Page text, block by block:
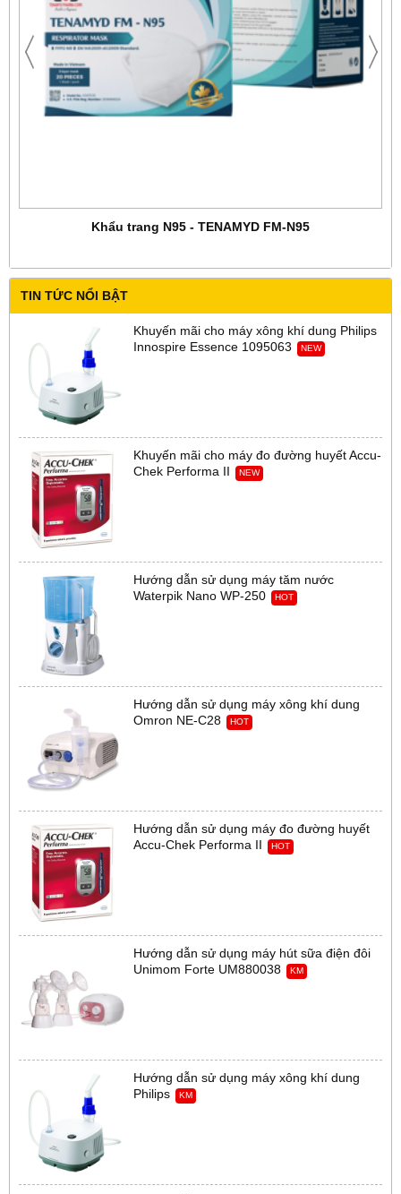
Khẩu trang N95 - TENAMYD FM-N95
TIN TỨC NỔI BẬT
Khuyến mãi cho máy xông khí dung Philips
Innospire Essence 1095063
NEW
Khuyến mãi cho máy đo đường huyết Accu-
Chek Performa II
NEW
Hướng dẫn sử dụng máy tăm nước
Waterpik Nano WP-250
HOT
Hướng dẫn sử dụng máy xông khí dung
Omron NE-C28
HOT
Hướng dẫn sử dụng máy đo đường huyết
Accu-Chek Performa II
HOT
Hướng dẫn sử dụng máy hút sữa điện đôi
Unimom Forte UM880038
KM
Hướng dẫn sử dụng máy xông khí dung
Philips
KM